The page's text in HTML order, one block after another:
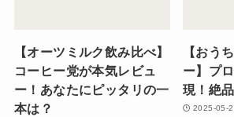
【オーツミルク飲み比べ】
コーヒー党が本気レビュ
ー！あなたにピッタリの一
本は？
【おう
ー】プ
現！絶
2025-05-